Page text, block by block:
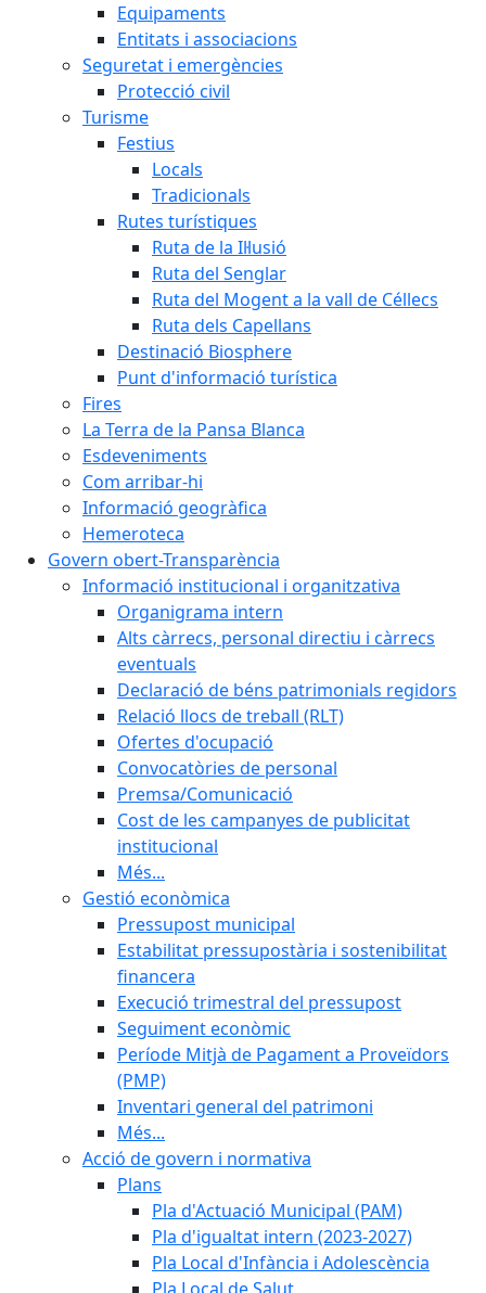
Equipaments
Entitats i associacions
Seguretat i emergències
Protecció civil
Turisme
Festius
Locals
Tradicionals
Rutes turístiques
Ruta de la Il·lusió
Ruta del Senglar
Ruta del Mogent a la vall de Céllecs
Ruta dels Capellans
Destinació Biosphere
Punt d'informació turística
Fires
La Terra de la Pansa Blanca
Esdeveniments
Com arribar-hi
Informació geogràfica
Hemeroteca
Govern obert-Transparència
Informació institucional i organitzativa
Organigrama intern
Alts càrrecs, personal directiu i càrrecs
eventuals
Declaració de béns patrimonials regidors
Relació llocs de treball (RLT)
Ofertes d'ocupació
Convocatòries de personal
Premsa/Comunicació
Cost de les campanyes de publicitat
institucional
Més...
Gestió econòmica
Pressupost municipal
Estabilitat pressupostària i sostenibilitat
financera
Execució trimestral del pressupost
Seguiment econòmic
Període Mitjà de Pagament a Proveïdors
(PMP)
Inventari general del patrimoni
Més...
Acció de govern i normativa
Plans
Pla d'Actuació Municipal (PAM)
Pla d'igualtat intern (2023-2027)
Pla Local d'Infància i Adolescència